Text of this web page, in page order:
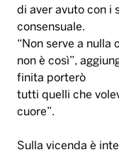
di aver avuto con i
consensuale.
“Non serve a nulla
non è così”,
finita porterò
tutti quelli che
cuore”.
Sulla vicenda è